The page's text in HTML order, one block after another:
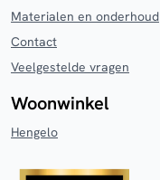
Materialen en onderhoud
Contact
Veelgestelde vragen
Woonwinkel
Hengelo